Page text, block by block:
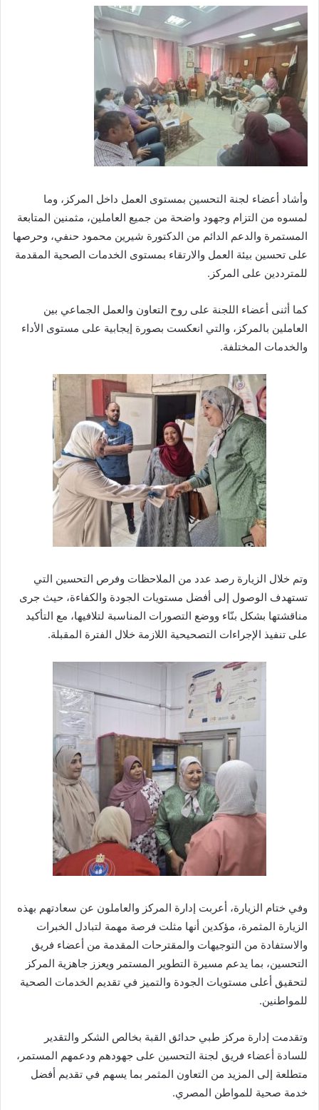
وأشاد أعضاء لجنة التحسين بمستوى العمل داخل المركز، وما
لمسوه من التزام وجهود واضحة من جميع العاملين، مثمنين المتابعة
المستمرة والدعم الدائم من الدكتورة شيرين محمود حنفي، وحرصها
على تحسين بيئة العمل والارتقاء بمستوى الخدمات الصحية المقدمة
للمترددين على المركز.
كما أثنى أعضاء اللجنة على روح التعاون والعمل الجماعي بين
العاملين بالمركز، والتي انعكست بصورة إيجابية على مستوى الأداء
والخدمات المختلفة.
وتم خلال الزيارة رصد عدد من الملاحظات وفرص التحسين التي
تستهدف الوصول إلى أفضل مستويات الجودة والكفاءة، حيث جرى
مناقشتها بشكل بنّاء ووضع التصورات المناسبة لتلافيها، مع التأكيد
على تنفيذ الإجراءات التصحيحية اللازمة خلال الفترة المقبلة.
وفي ختام الزيارة، أعربت إدارة المركز والعاملون عن سعادتهم بهذه
الزيارة المثمرة، مؤكدين أنها مثلت فرصة مهمة لتبادل الخبرات
والاستفادة من التوجيهات والمقترحات المقدمة من أعضاء فريق
التحسين، بما يدعم مسيرة التطوير المستمر ويعزز جاهزية المركز
لتحقيق أعلى مستويات الجودة والتميز في تقديم الخدمات الصحية
للمواطنين.
وتقدمت إدارة مركز طبي حدائق القبة بخالص الشكر والتقدير
للسادة أعضاء فريق لجنة التحسين على جهودهم ودعمهم المستمر،
متطلعة إلى المزيد من التعاون المثمر بما يسهم في تقديم أفضل
خدمة صحية للمواطن المصري.